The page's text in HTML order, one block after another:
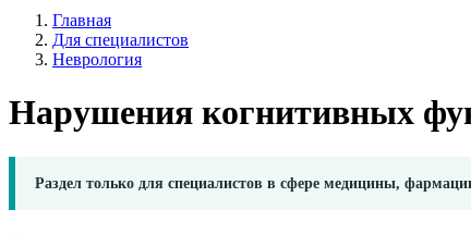
Главная
Для специалистов
Неврология
Нарушения когнитивных
Раздел только для специалистов в сфере медицины,